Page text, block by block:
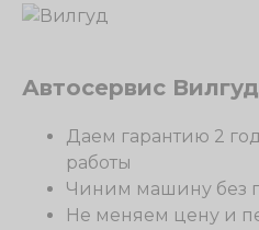
Автосервис
Даем гарантию 2
работы
Чиним машину без
Не меняем цену и